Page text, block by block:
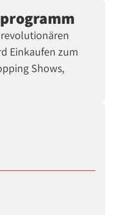
Einkaufen zum
Shows,